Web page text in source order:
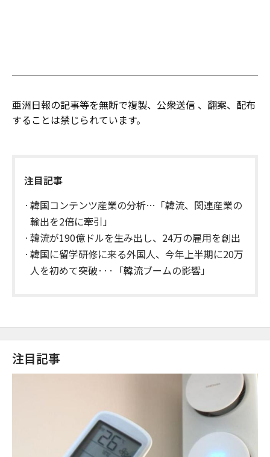
亜洲日報の記事等を無断で複製、公衆送信 、翻案、配布
することは禁じられています。
注目記事
韓国コンテンツ産業の分析…「韓流、関連産業の
輸出を2倍に牽引」
韓流が190億ドルを生み出し、24万の雇用を創出
韓国に留学研修に来る外国人、今年上半期に20万
人を初めて突破···「韓流ブームの影響」
注目記事